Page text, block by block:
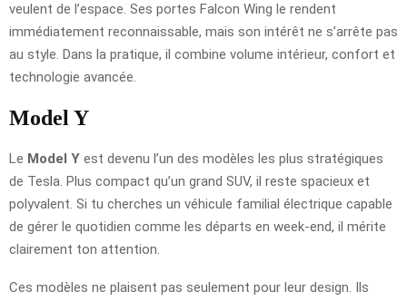
veulent de l’espace. Ses portes Falcon Wing le rendent
immédiatement reconnaissable, mais son intérêt ne s’arrête pas
au style. Dans la pratique, il combine volume intérieur, confort et
technologie avancée.
Model Y
Le Model Y est devenu l’un des modèles les plus stratégiques
de Tesla. Plus compact qu’un grand SUV, il reste spacieux et
polyvalent. Si tu cherches un véhicule familial électrique capable
de gérer le quotidien comme les départs en week-end, il mérite
clairement ton attention.
Ces modèles ne plaisent pas seulement pour leur design. Ils